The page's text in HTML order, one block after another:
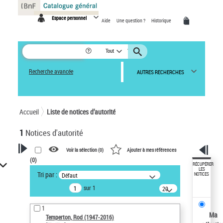
Espace personnel Aide Une question ? Historique
Tout
Recherche avancée AUTRES RECHERCHES
Accueil Liste de notices d’autorité
1 Notices d'autorité
VOTRE RECHERCHE
Recherche avancée dans les
notices d’autorité
Œuvres liées à l'auteur :
Temperton, Rod (1947-2016)
Voir la sélection (0) Ajouter à mes références
(0)
Tri par : Défaut
sur 1
20
résultats/page
1
Temperton, Rod (1947-2016)
RÉCUPÉRER
LES
NOTICES
Ma
Panneau de gestion des cookies